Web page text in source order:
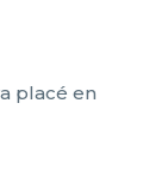
placé en